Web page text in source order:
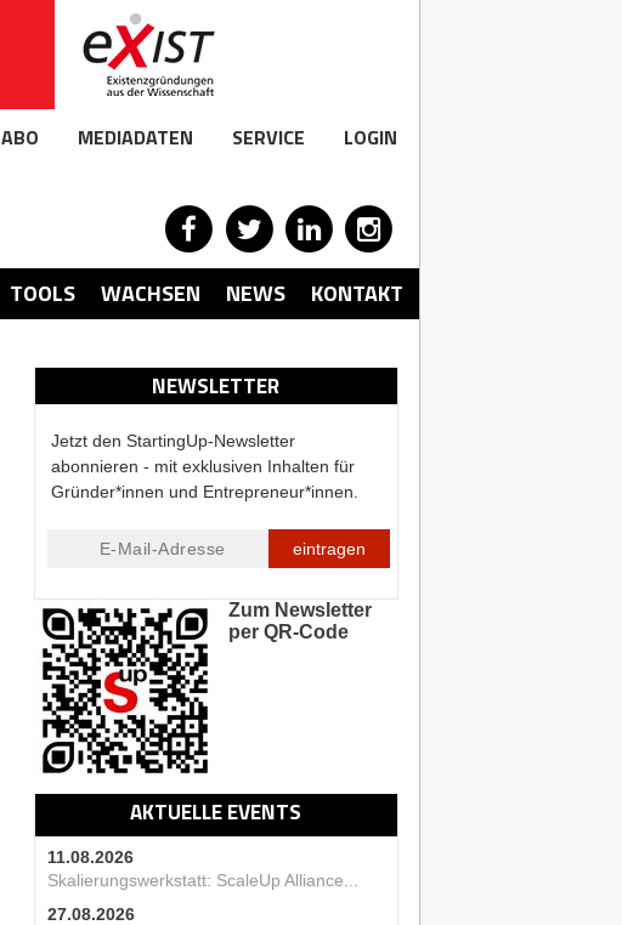
ABO MEDIADATEN SERVICE LOGIN
TOOLS WACHSEN NEWS KONTAKT
NEWSLETTER
Jetzt den StartingUp-Newsletter
abonnieren - mit exklusiven Inhalten für
Gründer*innen und Entrepreneur*innen.
eintragen
Zum Newsletter
per QR-Code
AKTUELLE EVENTS
11.08.2026
Skalierungswerkstatt: ScaleUp Alliance...
27.08.2026